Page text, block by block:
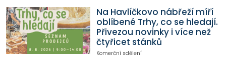
Na Havlíčkovo nábřeží míří
oblíbené Trhy, co se hledají.
Přivezou novinky i více než
čtyřicet stánků
Komerční sdělení